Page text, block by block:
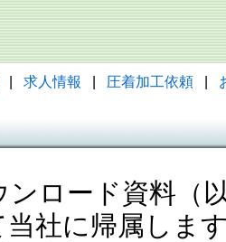
求人情報 圧着加工依頼
ンロード資料（
当社に帰属しま